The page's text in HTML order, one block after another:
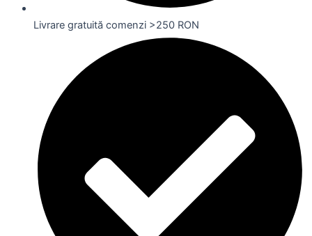
Livrare gratuită comenzi >250 RON